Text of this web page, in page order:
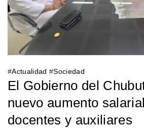
#Actualidad #Sociedad
El Gobierno del
nuevo aumento
docentes y auxiliares